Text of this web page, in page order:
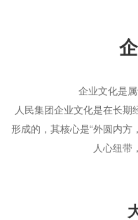
企业文化是
人民集团企业文化是在长
形成的，其核心是“外圆内方
人心纽带